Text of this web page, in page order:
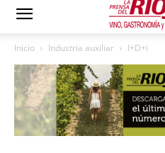
Inicio Industria auxiliar I+D+i